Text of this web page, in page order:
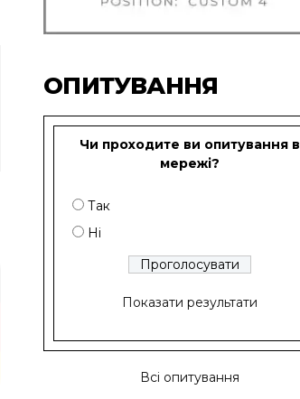
ОПИТУВАННЯ
Чи проходите ви опитування в
мережі?
Так
Ні
Показати результати
Всі опитування